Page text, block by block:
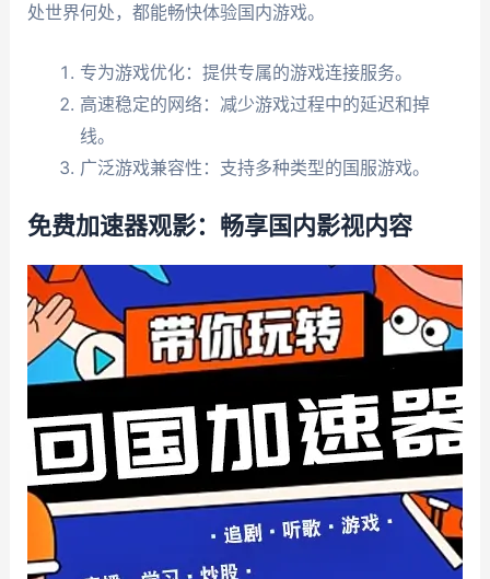
处世界何处，都能畅快体验国内游戏。
专为游戏优化：提供专属的游戏连接服务。
高速稳定的网络：减少游戏过程中的延迟和掉
线。
广泛游戏兼容性：支持多种类型的国服游戏。
免费加速器观影：畅享国内影视内容